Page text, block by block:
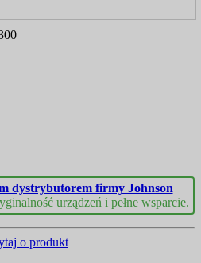
dystrybutorem firmy Johnson
urządzeń i pełne wsparcie.
o produkt